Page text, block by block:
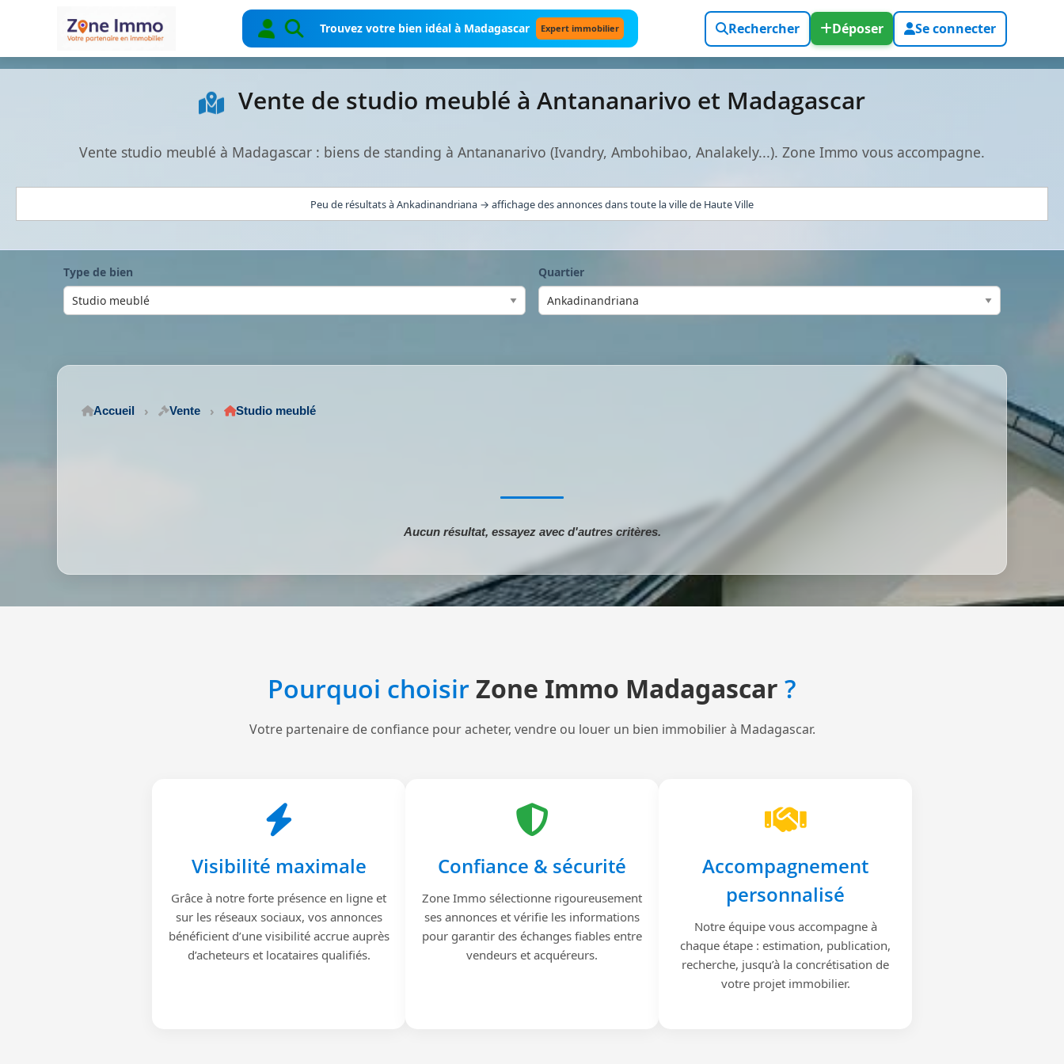
Trouvez votre bien idéal à Madagascar Expert immobilier Rechercher Déposer Se connecter
Vente de studio meublé à Antananarivo et Madagascar
Vente studio meublé à Madagascar : biens de standing à Antananarivo (Ivandry, Ambohibao, Analakely...). Zone Immo vous accompagne.
Peu de résultats à Ankadinandriana → affichage des annonces dans toute la ville de Haute Ville
Type de bien Quartier
Accueil Vente Studio meublé
Aucun résultat, essayez avec d'autres critères.
Pourquoi choisirZone Immo Madagascar ?
Votre partenaire de confiance pour acheter, vendre ou louer un bien immobilier à Madagascar.
Visibilité maximale
Grâce à notre forte présence en ligne et
sur les réseaux sociaux, vos annonces
bénéficient d’une visibilité accrue auprès
d’acheteurs et locataires qualifiés.
Confiance & sécurité
Zone Immo sélectionne rigoureusement
ses annonces et vérifie les informations
pour garantir des échanges fiables entre
vendeurs et acquéreurs.
Accompagnement
personnalisé
Notre équipe vous accompagne à
chaque étape : estimation, publication,
recherche, jusqu’à la concrétisation de
votre projet immobilier.